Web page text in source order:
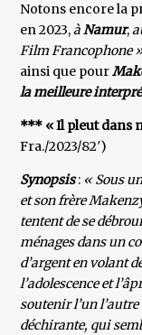
Notons encore la
en 2023,àNamur,
Film Francophone
ainsi que pour
la meilleure
*** « Il pleut dans
Fra./2023/82′)
Synopsis: « Sous
et son frère
tentent de se
ménages dans un
d’argent en volant
l’adolescence et
soutenir l’un l’autre
déchirante, qui